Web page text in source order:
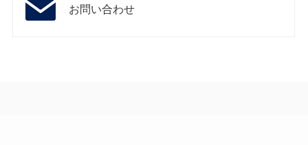
お問い合わせ